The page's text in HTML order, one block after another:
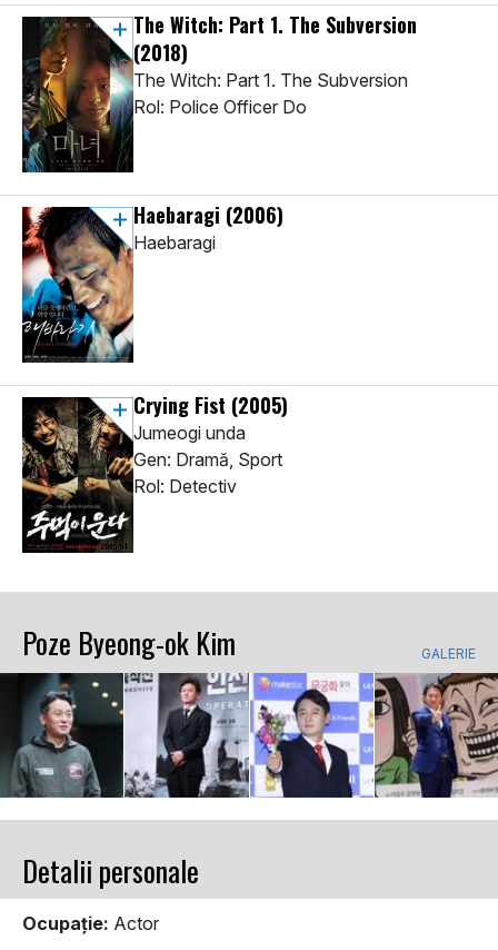
The Witch: Part 1. The Subversion
(2018)
The Witch: Part 1. The Subversion
Rol: Police Officer Do
Haebaragi (2006)
Haebaragi
Crying Fist (2005)
Jumeogi unda
Gen: Dramă, Sport
Rol: Detectiv
Poze Byeong-ok Kim GALERIE
Detalii personale
Ocupaţie: Actor